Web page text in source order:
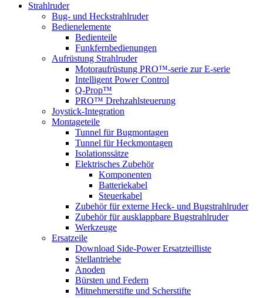
Strahlruder
Bug- und Heckstrahlruder
Bedienelemente
Bedienteile
Funkfernbedienungen
Aufrüstung Strahlruder
Motoraufrüstung PRO™-serie zur E-serie
Intelligent Power Control
Q-Prop™
PRO™ Drehzahlsteuerung
Joystick-Integration
Montageteile
Tunnel für Bugmontagen
Tunnel für Heckmontagen
Isolationssätze
Elektrisches Zubehör
Komponenten
Batteriekabel
Steuerkabel
Zubehör für externe Heck- und Bugstrahlruder
Zubehör für ausklappbare Bugstrahlruder
Werkzeuge
Ersatzeile
Download Side-Power Ersatzteilliste
Stellantriebe
Anoden
Bürsten und Federn
Mitnehmerstifte und Scherstifte